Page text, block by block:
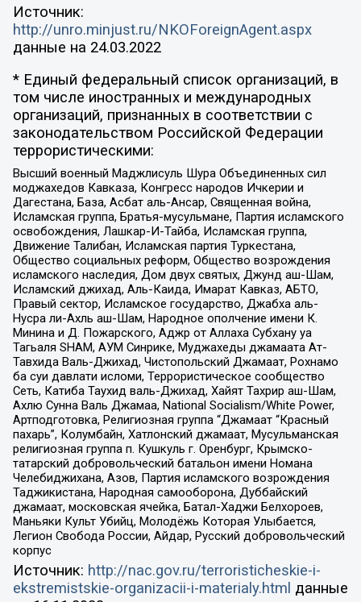
Источник:
http://unro.minjust.ru/NKOForeignAgent.aspx
данные на 24.03.2022
* Единый федеральный список организаций, в
том числе иностранных и международных
организаций, признанных в соответствии с
законодательством Российской Федерации
террористическими:
Высший военный Маджлисуль Шура Объединенных сил
моджахедов Кавказа, Конгресс народов Ичкерии и
Дагестана, База, Асбат аль-Ансар, Священная война,
Исламская группа, Братья-мусульмане, Партия исламского
освобождения, Лашкар-И-Тайба, Исламская группа,
Движение Талибан, Исламская партия Туркестана,
Общество социальных реформ, Общество возрождения
исламского наследия, Дом двух святых, Джунд аш-Шам,
Исламский джихад, Аль-Каида, Имарат Кавказ, АБТО,
Правый сектор, Исламское государство, Джабха аль-
Нусра ли-Ахль аш-Шам, Народное ополчение имени К.
Минина и Д. Пожарского, Аджр от Аллаха Субхану уа
Тагьаля SHAM, АУМ Синрике, Муджахеды джамаата Ат-
Тавхида Валь-Джихад, Чистопольский Джамаат, Рохнамо
ба суи давлати исломи, Террористическое сообщество
Сеть, Катиба Таухид валь-Джихад, Хайят Тахрир аш-Шам,
Ахлю Сунна Валь Джамаа, National Socialism/White Power,
Артподготовка, Религиозная группа “Джамаат “Красный
пахарь”, Колумбайн, Хатлонский джамаат, Мусульманская
религиозная группа п. Кушкуль г. Оренбург, Крымско-
татарский добровольческий батальон имени Номана
Челебиджихана, Азов, Партия исламского возрождения
Таджикистана, Народная самооборона, Дуббайский
джамаат, московская ячейка, Батал-Хаджи Белхороев,
Маньяки Культ Убийц, Молодёжь Которая Улыбается,
Легион Свобода России, Айдар, Русский добровольческий
корпус
Источник: http://nac.gov.ru/terroristicheskie-i-
ekstremistskie-organizacii-i-materialy.html данные